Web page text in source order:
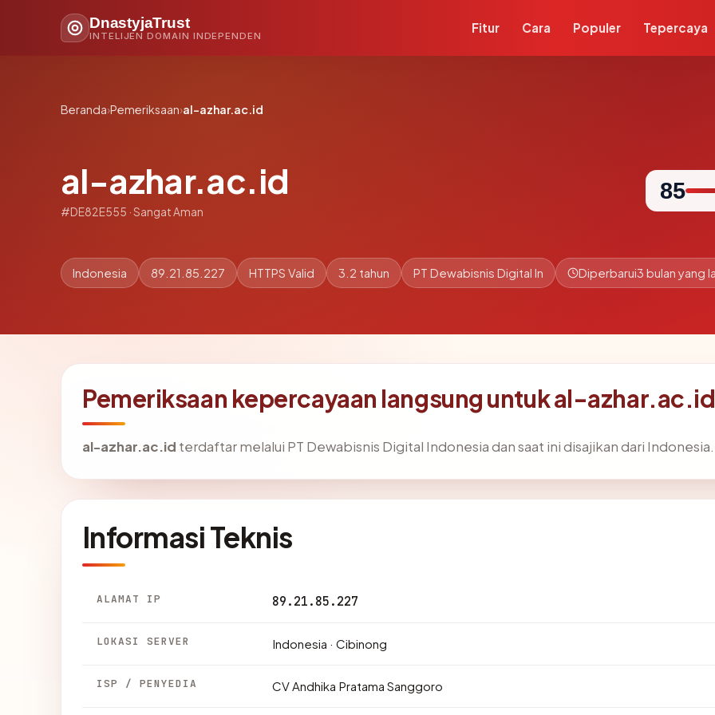
DnastyjaTrust
INTELIJEN DOMAIN INDEPENDEN
Fitur Cara Populer Tepercaya
Beranda›Pemeriksaan›al-azhar.ac.id
al-azhar.ac.id
#DE82E555 · Sangat Aman
85
Indonesia 89.21.85.227 HTTPS Valid 3.2 tahun PT Dewabisnis Digital In Diperbarui3 bulan yang
Pemeriksaan kepercayaan langsung untuk al-azhar.ac.id
al-azhar.ac.id terdaftar melalui PT Dewabisnis Digital Indonesia dan saat ini disajikan dari Indonesia.
Informasi Teknis
ALAMAT IP 89.21.85.227
LOKASI SERVER Indonesia · Cibinong
ISP / PENYEDIA CV Andhika Pratama Sanggoro